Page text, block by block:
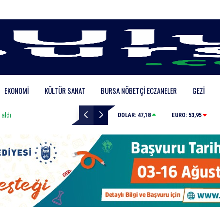
EKONOMI KÜLTÜR SANAT BURSA NÖBETÇI ECZANELER GEZI
Mustafa Keser’den müzik ve kahkaha dolu gece
DOLAR: 47,18 EURO: 53,95